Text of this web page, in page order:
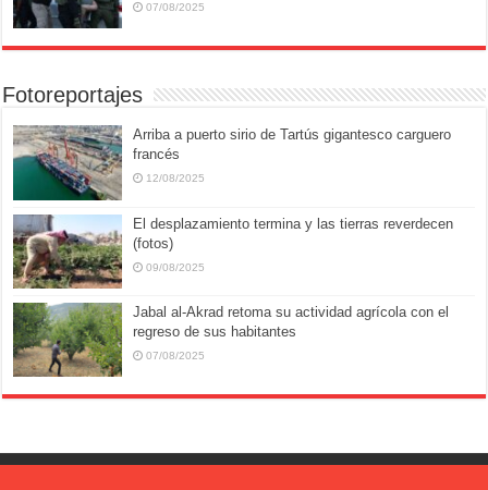
07/08/2025
Fotoreportajes
Arriba a puerto sirio de Tartús gigantesco carguero
francés
12/08/2025
El desplazamiento termina y las tierras reverdecen
(fotos)
09/08/2025
Jabal al-Akrad retoma su actividad agrícola con el
regreso de sus habitantes
07/08/2025